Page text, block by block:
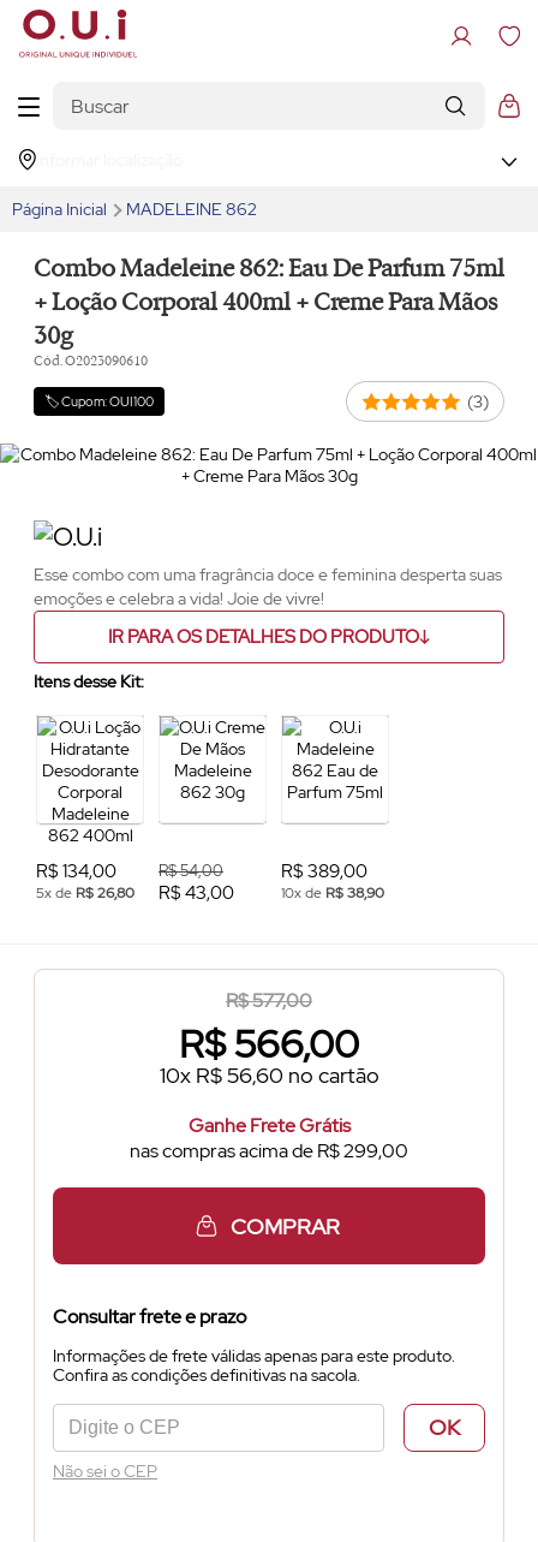
Página Inicial MADELEINE 862
Combo Madeleine 862: Eau De Parfum 75ml
+ Loção Corporal 400ml + Creme Para Mãos
30g
Cód. O2023090610
🏷️ Cupom: OUI100 (3)
Esse combo com uma fragrância doce e feminina desperta suas
emoções e celebra a vida! Joie de vivre!
IR PARA OS DETALHES DO PRODUTO
Itens desse Kit:
R$ 134,00
5x de R$ 26,80
R$ 54,00
R$ 43,00
R$ 389,00
10x de R$ 38,90
R$ 577,00
R$566,00
10x R$ 56,60 no cartão
Ganhe Frete Grátis
nas compras acima de R$ 299,00
COMPRAR
Consultar frete e prazo
Informações de frete válidas apenas para este produto.
Confira as condições definitivas na sacola.
OK
Não sei o CEP